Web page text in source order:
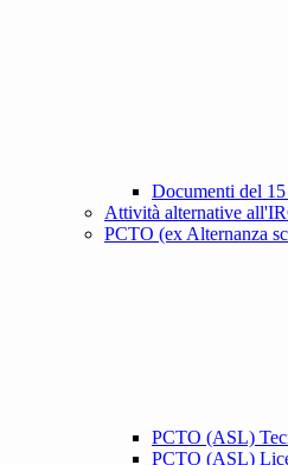
Documenti del
Attività alternative
PCTO (ex Alternanza
PCTO (ASL)
PCTO (ASL)